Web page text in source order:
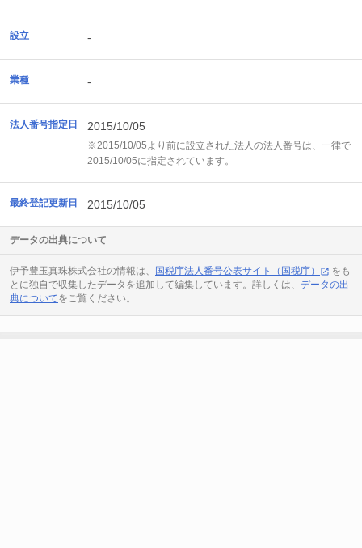
設立 -
業種 -
法人番号指定日 2015/10/05
※2015/10/05より前に設立された法人の法人番号は、一律で
2015/10/05に指定されています。
最終登記更新日 2015/10/05
データの出典について
伊予豊玉真珠株式会社の情報は、 国税庁法人番号公表サイト（国税庁）
をも
とに独自で収集したデータを追加して編集しています。詳しくは、 データの出
典についてをご覧ください。